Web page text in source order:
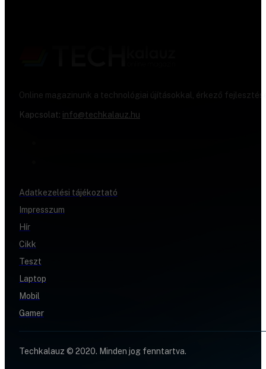
Online magazinunk a technológiai újításokkal, érkező
Kapcsolat: info@techkalauz.hu
Adatkezelési tájékoztató
Impresszum
Hír
Cikk
Teszt
Laptop
Mobil
Gamer
Techkalauz © 2020. Minden jog fenntartva.